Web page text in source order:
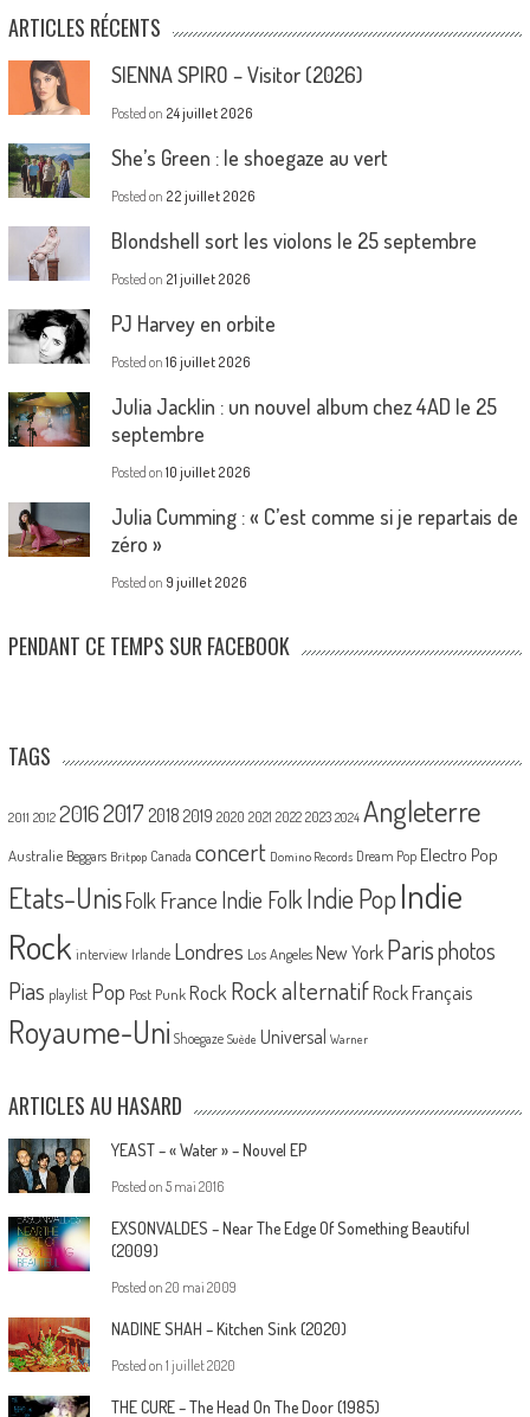
ARTICLES RÉCENTS
SIENNA SPIRO – Visitor (2026)
Posted on 24 juillet 2026
She’s Green : le shoegaze au vert
Posted on 22 juillet 2026
Blondshell sort les violons le 25 septembre
Posted on 21 juillet 2026
PJ Harvey en orbite
Posted on 16 juillet 2026
Julia Jacklin : un nouvel album chez 4AD le 25
septembre
Posted on 10 juillet 2026
Julia Cumming : « C’est comme si je repartais de
zéro »
Posted on 9 juillet 2026
PENDANT CE TEMPS SUR FACEBOOK
TAGS
2011 2012 20162017 2018 2019 2020 2021 2022 2023 2024 Angleterre
Australie Beggars Britpop Canada concert Domino Records Dream Pop Electro Pop
Etats-UnisFolk France Indie FolkIndie PopIndie
Rock interview Irlande Londres Los Angeles New York Parisphotos
Pias playlist Pop Post Punk Rock Rock alternatif Rock Français
Royaume-Uni Shoegaze Suède Universal Warner
ARTICLES AU HASARD
YEAST – « Water » – Nouvel EP
Posted on 5 mai 2016
EXSONVALDES – Near The Edge Of Something Beautiful
(2009)
Posted on 20 mai 2009
NADINE SHAH – Kitchen Sink (2020)
Posted on 1 juillet 2020
THE CURE – The Head On The Door (1985)